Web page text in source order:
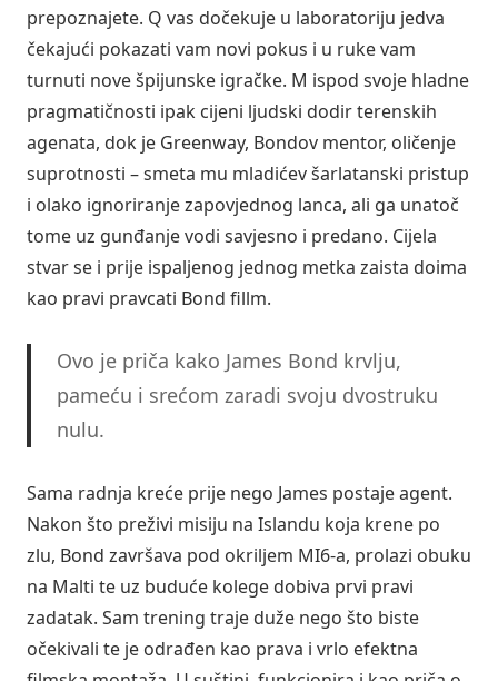
prepoznajete. Q vas dočekuje u laboratoriju jedva
čekajući pokazati vam novi pokus i u ruke vam
turnuti nove špijunske igračke. M ispod svoje hladne
pragmatičnosti ipak cijeni ljudski dodir terenskih
agenata, dok je Greenway, Bondov mentor, oličenje
suprotnosti – smeta mu mladićev šarlatanski pristup
i olako ignoriranje zapovjednog lanca, ali ga unatoč
tome uz gunđanje vodi savjesno i predano. Cijela
stvar se i prije ispaljenog jednog metka zaista doima
kao pravi pravcati Bond fillm.
Ovo je priča kako James Bond krvlju,
pameću i srećom zaradi svoju dvostruku
nulu.
Sama radnja kreće prije nego James postaje agent.
Nakon što preživi misiju na Islandu koja krene po
zlu, Bond završava pod okriljem MI6-a, prolazi obuku
na Malti te uz buduće kolege dobiva prvi pravi
zadatak. Sam trening traje duže nego što biste
očekivali te je odrađen kao prava i vrlo efektna